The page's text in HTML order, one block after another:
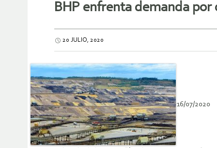
BHP enfrenta demanda
20 JULIO, 2020
16/07/2020